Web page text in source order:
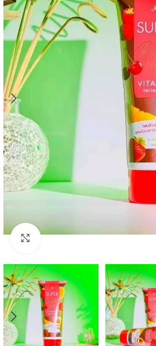
Click to enlarge